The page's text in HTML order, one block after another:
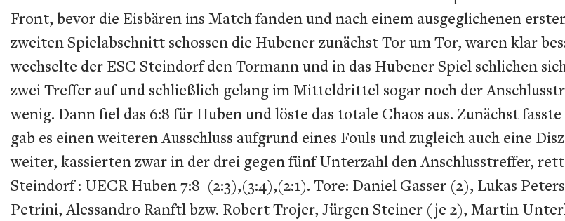
Front, bevor die Eisbären ins Match fanden und nach einem ausgeglichenen
zweiten Spielabschnitt schossen die Hubener zunächst Tor um Tor, waren klar
wechselte der ESC Steindorf den Tormann und in das Hubener Spiel schlichen
zwei Treffer auf und schließlich gelang im Mitteldrittel sogar noch der
wenig. Dann fiel das 6:8 für Huben und löste das totale Chaos aus. Zunächst
gab es einen weiteren Ausschluss aufgrund eines Fouls und zugleich auch eine
weiter, kassierten zwar in der drei gegen fünf Unterzahl den Anschlusstreffer,
Steindorf : UECR Huben 7:8 (2:3),(3:4),(2:1). Tore: Daniel Gasser (2), Lukas
Petrini, Alessandro Ranftl bzw. Robert Trojer, Jürgen Steiner (je 2), Martin